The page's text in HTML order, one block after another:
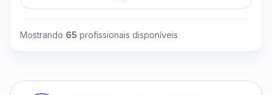
Mostrando 65 profissionais disponíveis